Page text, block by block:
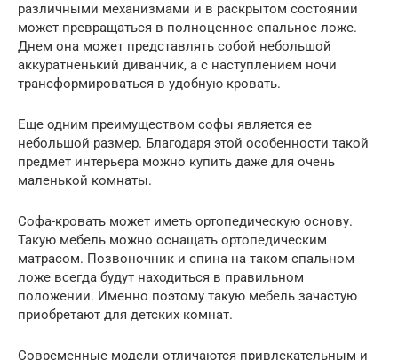
различными механизмами и в раскрытом состоянии
может превращаться в полноценное спальное ложе.
Днем она может представлять собой небольшой
аккуратненький диванчик, а с наступлением ночи
трансформироваться в удобную кровать.
Еще одним преимуществом софы является ее
небольшой размер. Благодаря этой особенности такой
предмет интерьера можно купить даже для очень
маленькой комнаты.
Софа-кровать может иметь ортопедическую основу.
Такую мебель можно оснащать ортопедическим
матрасом. Позвоночник и спина на таком спальном
ложе всегда будут находиться в правильном
положении. Именно поэтому такую мебель зачастую
приобретают для детских комнат.
Современные модели отличаются привлекательным и